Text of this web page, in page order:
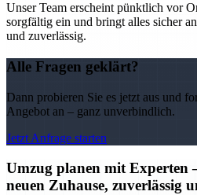
Unser Team erscheint pünktlich vor
sorgfältig ein und bringt alles sicher
und zuverlässig.
Alle Fragen geklärt?
Dann probieren Sie es jetzt aus und
Angebot an – ganz unverbindlich.
Jetzt Anfrage starten
Umzug planen mit Experten
neuen Zuhause, zuverlässig